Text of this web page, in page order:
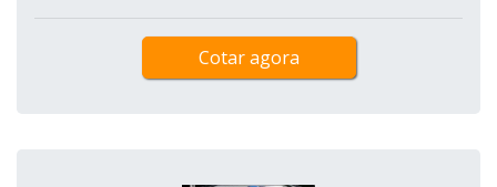
Cotar agora